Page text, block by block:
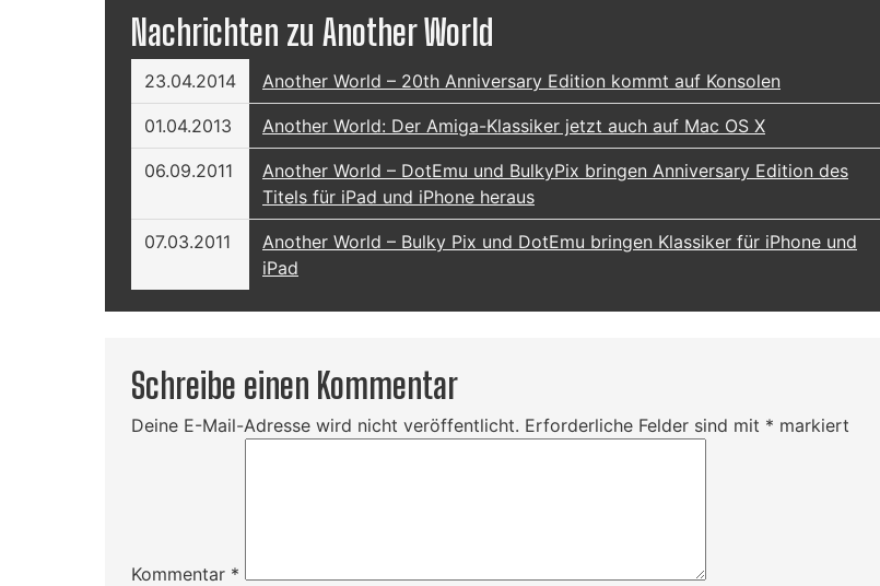
Nachrichten zu Another World
23.04.2014 Another World – 20th Anniversary Edition kommt auf Konsolen
01.04.2013 Another World: Der Amiga-Klassiker jetzt auch auf Mac OS X
06.09.2011
Another World – DotEmu und BulkyPix bringen Anniversary Edition des
Titels für iPad und iPhone heraus
07.03.2011
Another World – Bulky Pix und DotEmu bringen Klassiker für iPhone und
iPad
Schreibe einen Kommentar
Deine E-Mail-Adresse wird nicht veröffentlicht. Erforderliche Felder sind mit * markiert
Kommentar *